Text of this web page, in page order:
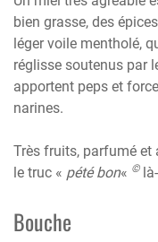
bien grasse, des
léger voile mentholé,
réglisse soutenus par
apportent peps et
narines.
Très fruits, parfumé et
le truc « pété bon« ©
Bouche